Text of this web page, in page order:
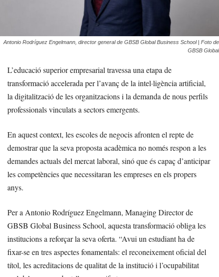
Antonio Rodríguez Engelmann, director general de GBSB Global Business School | Foto de
GBSB Global
L’educació superior empresarial travessa una etapa de
transformació accelerada per l’avanç de la intel·ligència artificial,
la digitalització de les organitzacions i la demanda de nous perfils
professionals vinculats a sectors emergents.
En aquest context, les escoles de negocis afronten el repte de
demostrar que la seva proposta acadèmica no només respon a les
demandes actuals del mercat laboral, sinó que és capaç d’anticipar
les competències que necessitaran les empreses en els propers
anys.
Per a Antonio Rodríguez Engelmann, Managing Director de
GBSB Global Business School, aquesta transformació obliga les
institucions a reforçar la seva oferta. “Avui un estudiant ha de
fixar-se en tres aspectes fonamentals: el reconeixement oficial del
títol, les acreditacions de qualitat de la institució i l’ocupabilitat